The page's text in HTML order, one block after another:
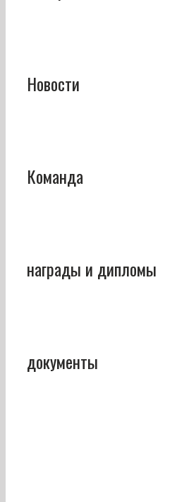
Новости
Команда
награды и дипломы
документы